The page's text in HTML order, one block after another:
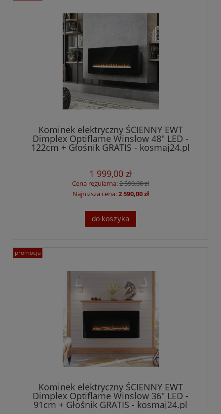
Kominek elektryczny ŚCIENNY EWT
Dimplex Optiflame Winslow 48" LED -
122cm + Głośnik GRATIS - kosmaj24.pl
1 999,00 zł
Cena regularna:2 590,00 zł
Najniższa cena:2 590,00 zł
do koszyka
Kominek elektryczny ŚCIENNY EWT
Dimplex Optiflame Winslow 36" LED -
91cm + Głośnik GRATIS - kosmaj24.pl
promocja